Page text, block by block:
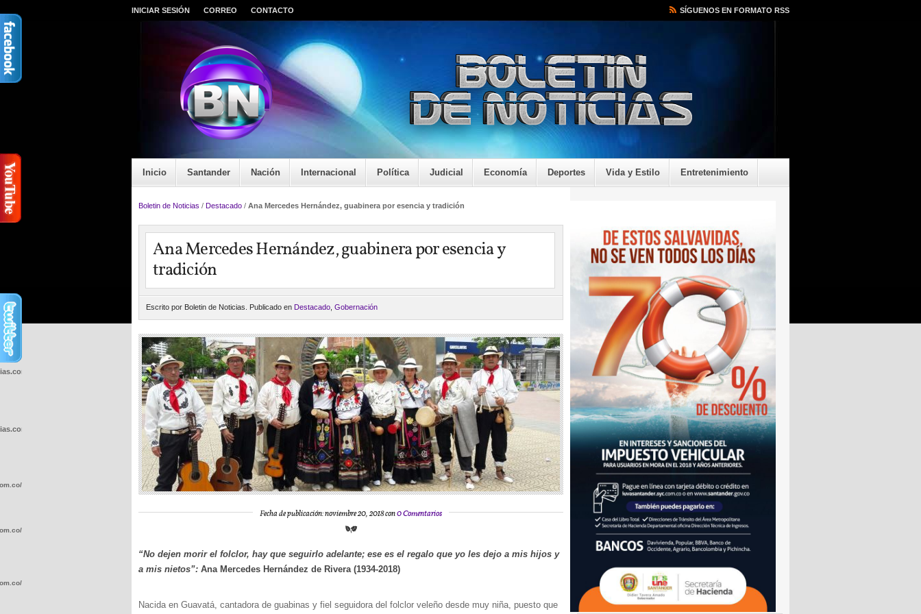
INICIAR SESIÓN CORREO CONTACTO SÍGUENOS EN FORMATO RSS
Inicio Santander Nación Internacional Política Judicial Economía Deportes Vida y Estilo Entretenimiento
Boletin de Noticias / Destacado / Ana Mercedes Hernández, guabinera por esencia y tradición
Ana Mercedes Hernández, guabinera por esencia y
tradición
Escrito por Boletin de Noticias. Publicado en Destacado Gobernación
Fecha de publicación: noviembre 20, 2018 con0 Comentarios
“No dejen morir el folclor, hay que seguirlo adelante; ese es el regalo que yo les dejo a mis hijos y
a mis nietos”: Ana Mercedes Hernández de Rivera (1934-2018)
Nacida en Guavatá, cantadora de guabinas y fiel seguidora del folclor veleño desde muy niña, puesto que
wp-
wp-
wp-
wp-
wp-